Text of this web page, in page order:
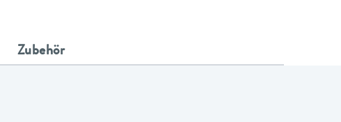
Zubehör